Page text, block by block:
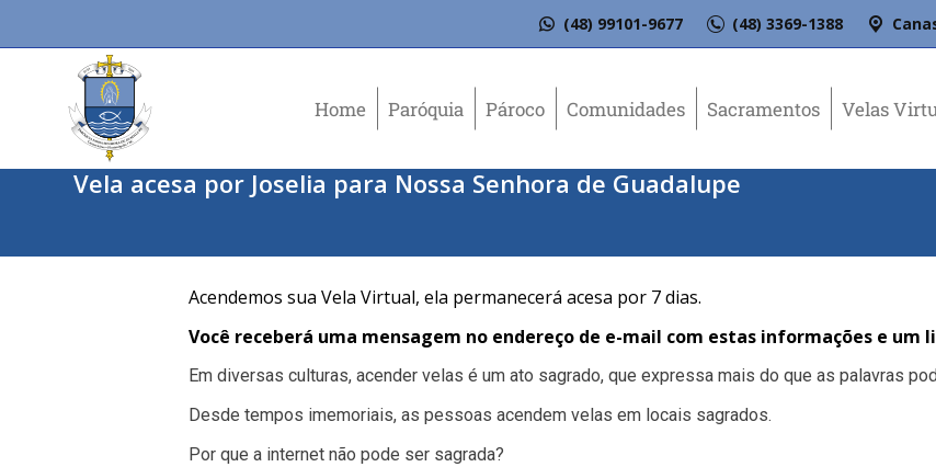
(48) 99101-9677 (48) 3369-1388
Home Paróquia Pároco Comunidades Sacramentos Velas
Vela acesa por Joselia para Nossa Senhora de Guadalupe
Acendemos sua Vela Virtual, ela permanecerá acesa por 7 dias.
Você receberá uma mensagem no endereço de e-mail com estas informações e um
Em diversas culturas, acender velas é um ato sagrado, que expressa mais do que as palavras
Desde tempos imemoriais, as pessoas acendem velas em locais sagrados.
Por que a internet não pode ser sagrada?